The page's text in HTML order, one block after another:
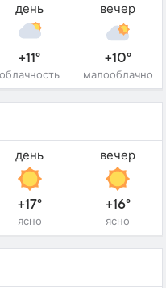
день
+11°
облачность
вечер
+10°
малооблачно
день
+17°
ясно
вечер
+16°
ясно